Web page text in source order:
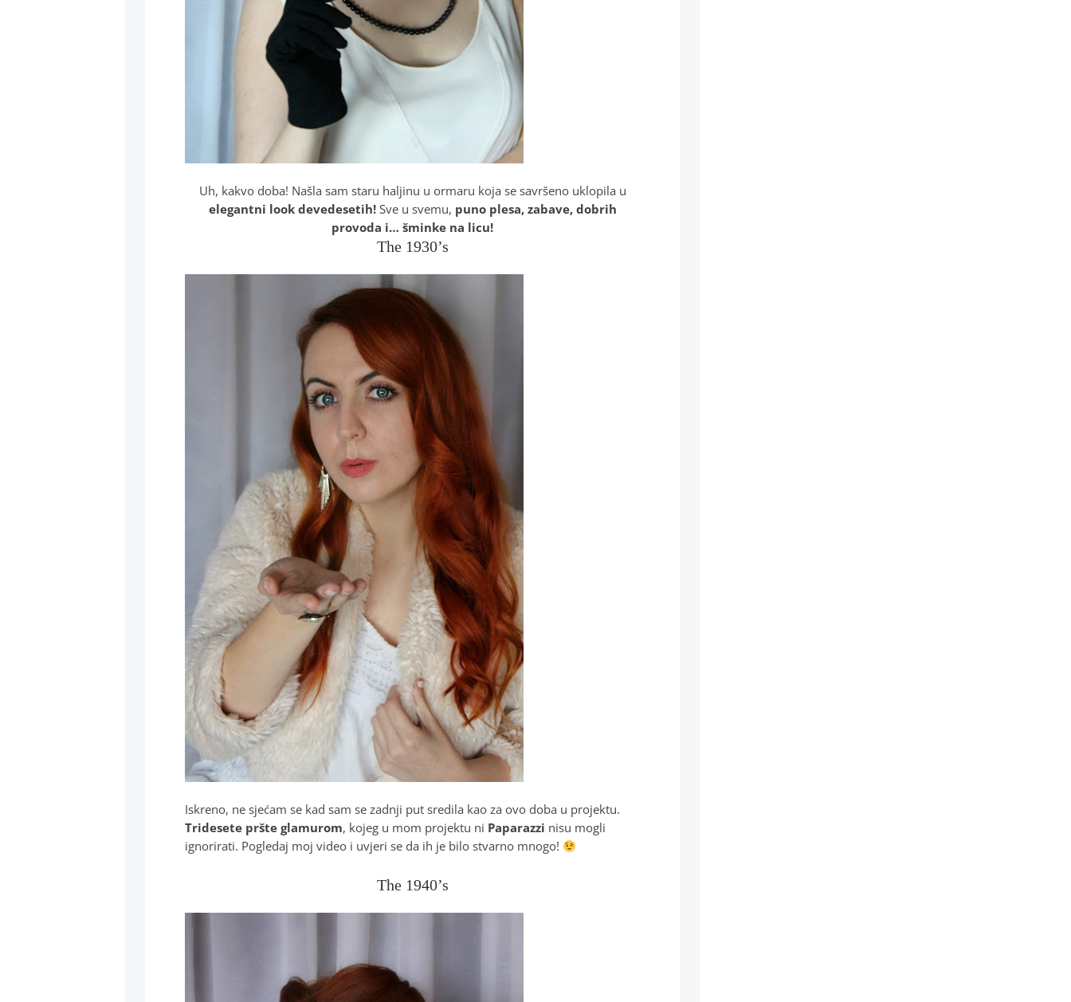
Uh, kakvo doba! Našla sam staru haljinu u ormaru koja se savršeno uklopila u
elegantni look devedesetih!Sve u svemu, puno plesa, zabave, dobrih
provoda i… šminke na licu!
The 1930’s
Iskreno, ne sjećam se kad sam se zadnji put sredila kao za ovo doba u projektu.
Tridesete pršte glamurom, kojeg u mom projektu ni Paparazzi nisu mogli
ignorirati. Pogledaj moj video i uvjeri se da ih je bilo stvarno mnogo!
The 1940’s